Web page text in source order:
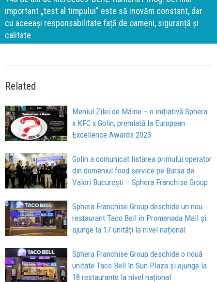
important „test al timpului” este să inovăm constant, dar
cu aceeași responsabilitate față de oameni, siguranță și
calitate
Related
Meniul Zilei de Mâine – o inițiativă Sphera
x KFC x Golin, premiată la European
Excellence Awards 2023
Golin a comunicat listarea primului operator
din domeniul food service pe Bursa de
Valori București – Sphera Franchise Group
Sphera Franchise Group deschide un nou
restaurant Taco Bell în Promenada Mall și
ajunge la 17 unități la nivel național
Sphera Franchise Group deschide o nouă
unitate Taco Bell în Sun Plaza și ajunge la
18 restaurante la nivel național